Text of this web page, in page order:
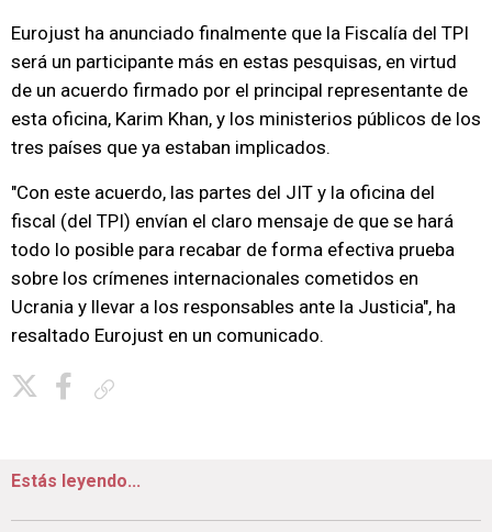
Eurojust ha anunciado finalmente que la Fiscalía del TPI
será un participante más en estas pesquisas, en virtud
de un acuerdo firmado por el principal representante de
esta oficina, Karim Khan, y los ministerios públicos de los
tres países que ya estaban implicados.
"Con este acuerdo, las partes del JIT y la oficina del
fiscal (del TPI) envían el claro mensaje de que se hará
todo lo posible para recabar de forma efectiva prueba
sobre los crímenes internacionales cometidos en
Ucrania y llevar a los responsables ante la Justicia", ha
resaltado Eurojust en un comunicado.
Estás leyendo...